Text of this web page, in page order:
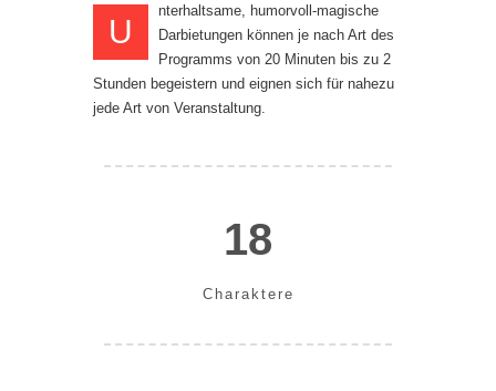
U
nterhaltsame, humorvoll-magische
Darbietungen können je nach Art des
Programms von 20 Minuten bis zu 2
Stunden begeistern und eignen sich für nahezu
jede Art von Veranstaltung.
18
Charaktere